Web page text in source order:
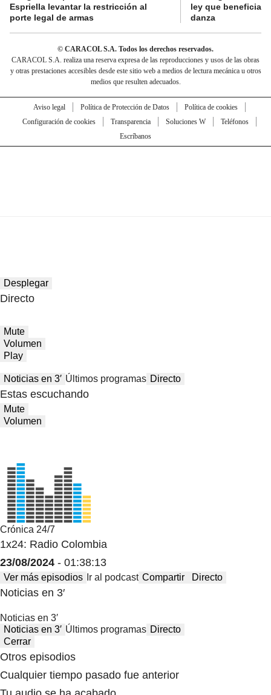
Espriella levantar la restricción al
porte legal de armas
ley que beneficia
danza
© CARACOL S.A. Todos los derechos reservados.
CARACOL S.A. realiza una reserva expresa de las reproducciones y usos de las obras
y otras prestaciones accesibles desde este sitio web a medios de lectura mecánica u otros
medios que resulten adecuados.
Aviso legal Política de Protección de Datos
Política de cookies
Configuración de cookies
Transparencia Soluciones W
Teléfonos
Escríbanos
Desplegar
Directo
Mute
Volumen
Play
Noticias en 3′ Últimos programas Directo
Estas escuchando
Mute
Volumen
Crónica 24/7
1x24: Radio Colombia
23/08/2024 - 01:38:13
Ver más episodios Ir al podcast Compartir Directo
Noticias en 3′
Noticias en 3′
Noticias en 3′ Últimos programas Directo
Cerrar
Otros episodios
Cualquier tiempo pasado fue anterior